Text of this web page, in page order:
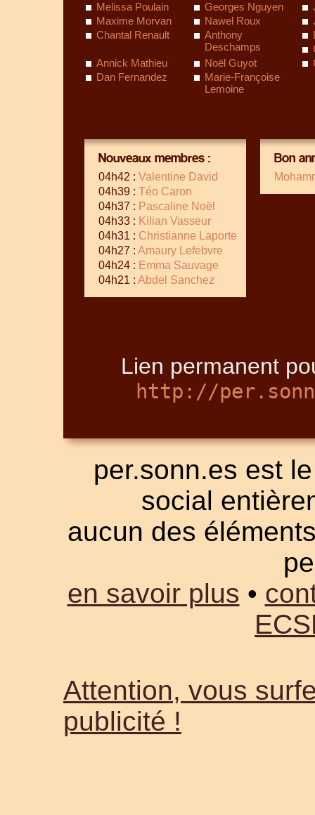
Melissa Poulain
Georges Nguyen
Maxime Morvan
Nawel Roux
Chantal Renault
Anthony
Deschamps
Annick Mathieu
Noël Guyot
Dan Fernandez
Marie-Françoise
Lemoine
Nouveaux membres :
04h42 : Valentine David
04h39 : Téo Caron
04h37 : Pascaline Noël
04h33 : Kilian Vasseur
04h31 : Christianne Laporte
04h27 : Amaury Lefebvre
04h24 : Emma Sauvage
04h21 : Abdel Sanchez
Bon
Lien permanent
http://
per.sonn.es est
social
aucun des
en savoir plus •
Attention, vous
publicité !